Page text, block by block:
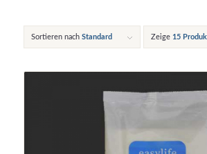
Sortieren nach Standard Zeige 15